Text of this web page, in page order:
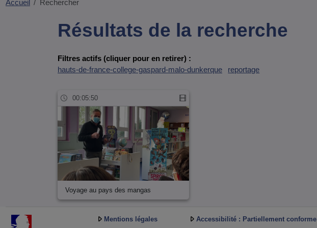
Accueil Rechercher
Résultats de la recherche
Filtres actifs (cliquer pour en retirer) :
hauts-de-france-college-gaspard-malo-dunkerque
reportage
00:05:50
Voyage au pays des mangas
Mentions légales Accessibilité : Partiellement conforme